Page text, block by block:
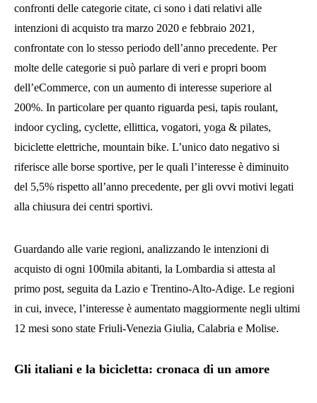
confronti delle categorie citate, ci sono i dati relativi alle
intenzioni di acquisto tra marzo 2020 e febbraio 2021,
confrontate con lo stesso periodo dell’anno precedente. Per
molte delle categorie si può parlare di veri e propri boom
dell’eCommerce, con un aumento di interesse superiore al
200%. In particolare per quanto riguarda pesi, tapis roulant,
indoor cycling, cyclette, ellittica, vogatori, yoga & pilates,
biciclette elettriche, mountain bike. L’unico dato negativo si
riferisce alle borse sportive, per le quali l’interesse è diminuito
del 5,5% rispetto all’anno precedente, per gli ovvi motivi legati
alla chiusura dei centri sportivi.
Guardando alle varie regioni, analizzando le intenzioni di
acquisto di ogni 100mila abitanti, la Lombardia si attesta al
primo post, seguita da Lazio e Trentino-Alto-Adige. Le regioni
in cui, invece, l’interesse è aumentato maggiormente negli ultimi
12 mesi sono state Friuli-Venezia Giulia, Calabria e Molise.
Gli italiani e la bicicletta: cronaca di un amore